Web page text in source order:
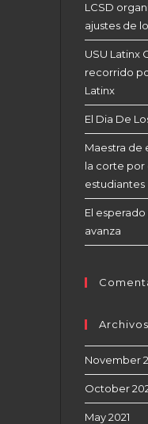
LCSD
ajustes de
USU Latinx
recorrido
Latinx
El Dia De
Maestra de
la corte por
estudiantes
El
avanza
Archivos
November
October
May 2021